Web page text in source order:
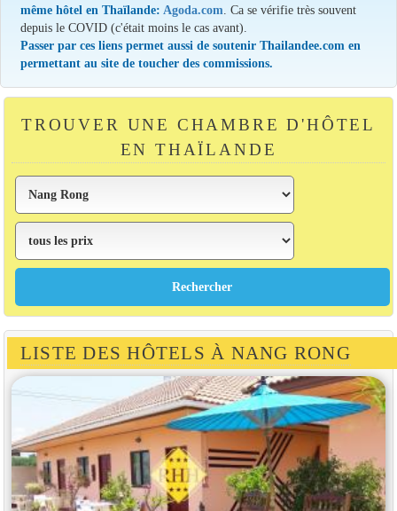
même hôtel en Thaïlande: Agoda.com . Ca se vérifie très souvent
depuis le COVID (c'était moins le cas avant).
Passer par ces liens permet aussi de soutenir Thailandee.com en
permettant au site de toucher des commissions.
TROUVER UNE CHAMBRE D'HÔTEL
EN THAÏLANDE
LISTE DES HÔTELS À NANG RONG